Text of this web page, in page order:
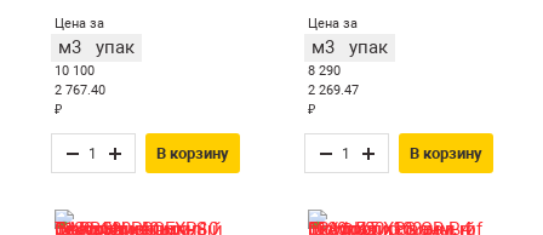
Цена за
м3 упак
10 100
2 767.40
₽
В корзину
Цена за
м3 упак
8 290
2 269.47
₽
В корзину